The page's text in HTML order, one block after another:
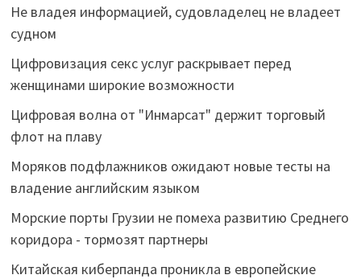
Не владея информацией, судовладелец не владеет
судном
Цифровизация секс услуг раскрывает перед
женщинами широкие возможности
Цифровая волна от "Инмарсат" держит торговый
флот на плаву
Моряков подфлажников ожидают новые тесты на
владение английским языком
Морские порты Грузии не помеха развитию Среднего
коридора - тормозят партнеры
Китайская киберпанда проникла в европейские